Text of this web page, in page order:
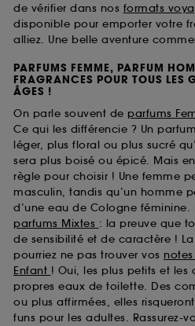
de vérifier dans nos formats
disponible pour emporter votre
alliez. Une belle aventure
PARFUMS FEMME, PARFUM
FRAGRANCES POUR TOUS LES
ÂGES !
On parle souvent de parfums
Ce qui les différencie ? Un
léger, plus floral ou plus sucré
sera plus boisé ou épicé. Mais
règle pour choisir ! Une femme
masculin, tandis qu’un homme
d’une eau de Cologne féminine.
parfums Mixtes : la preuve que
de sensibilité et de caractère !
pourriez ne pas trouver vos
Enfant ! Oui, les plus petits et les
propres eaux de toilette. Des
ou plus affirmées, elles
funs pour les adultes. Rassurez-